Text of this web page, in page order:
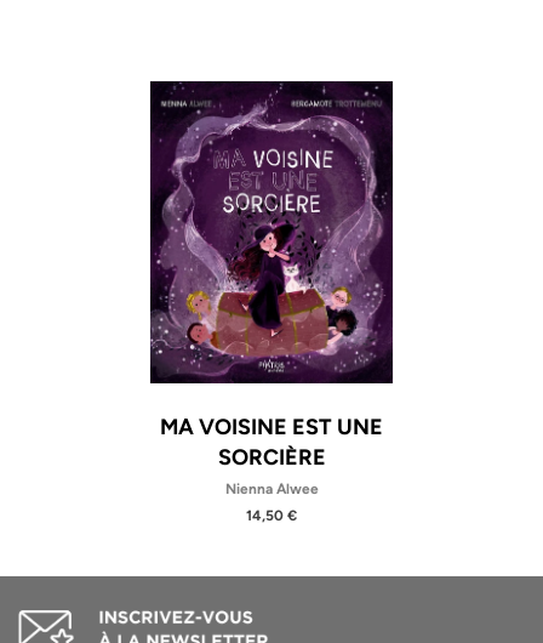
MA VOISINE EST UNE
SORCIÈRE
Nienna Alwee
14,50 €